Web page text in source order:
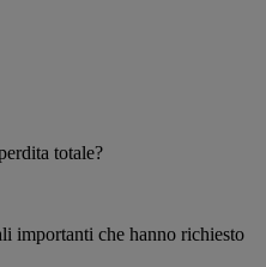
totale?
importanti che hanno richiesto